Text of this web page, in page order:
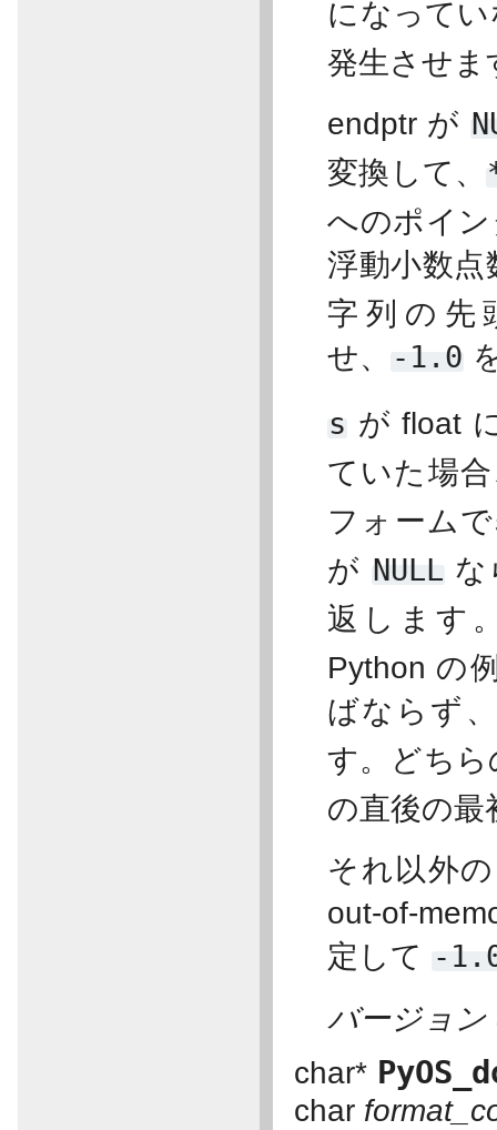
になって
発生させま
endptr が
変換して、
へのポイ
浮動小数点
字列の先
せ、
-1.0
s が float
ていた場
フォーム
が NULL
返します
Python の
ばならず
す。どちら
の直後の最
それ以外
out-of-
定して -
バージョン
char*
char